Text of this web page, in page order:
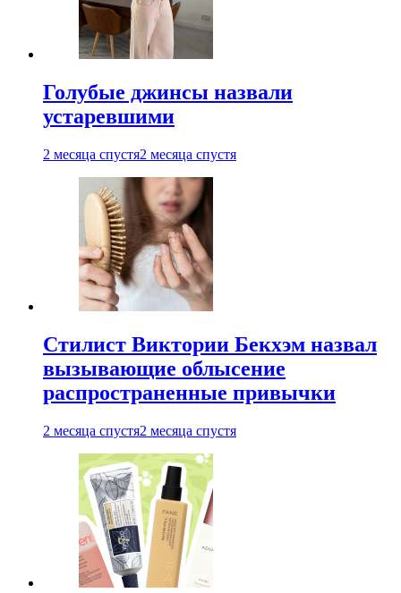
Голубые джинсы назвали
устаревшими
2 месяца спустя2 месяца спустя
Стилист Виктории Бекхэм назвал
вызывающие облысение
распространенные привычки
2 месяца спустя2 месяца спустя